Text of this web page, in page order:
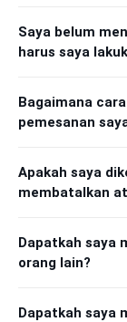
Saya belum
harus saya
Bagaimana
pemesanan
Apakah saya
membatalkan
Dapatkah saya
orang lain?
Dapatkah saya